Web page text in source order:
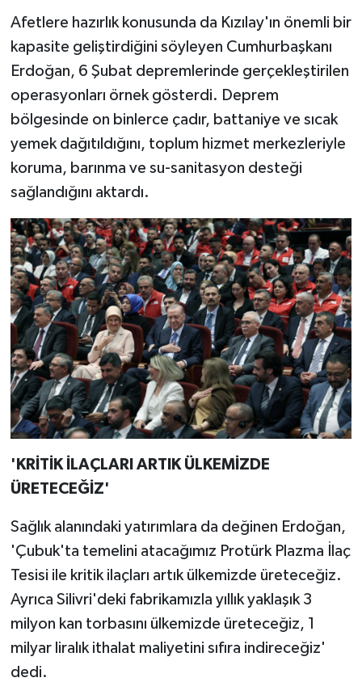
Afetlere hazırlık konusunda da Kızılay'ın önemli bir
kapasite geliştirdiğini söyleyen Cumhurbaşkanı
Erdoğan, 6 Şubat depremlerinde gerçekleştirilen
operasyonları örnek gösterdi. Deprem
bölgesinde on binlerce çadır, battaniye ve sıcak
yemek dağıtıldığını, toplum hizmet merkezleriyle
koruma, barınma ve su-sanitasyon desteği
sağlandığını aktardı.
'KRİTİK İLAÇLARI ARTIK ÜLKEMİZDE
ÜRETECEĞİZ'
Sağlık alanındaki yatırımlara da değinen Erdoğan,
'Çubuk'ta temelini atacağımız Protürk Plazma İlaç
Tesisi ile kritik ilaçları artık ülkemizde üreteceğiz.
Ayrıca Silivri'deki fabrikamızla yıllık yaklaşık 3
milyon kan torbasını ülkemizde üreteceğiz, 1
milyar liralık ithalat maliyetini sıfıra indireceğiz'
dedi.